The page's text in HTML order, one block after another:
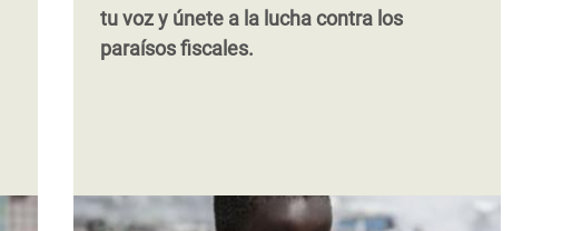
tu voz y únete a la lucha contra los
paraísos fiscales.